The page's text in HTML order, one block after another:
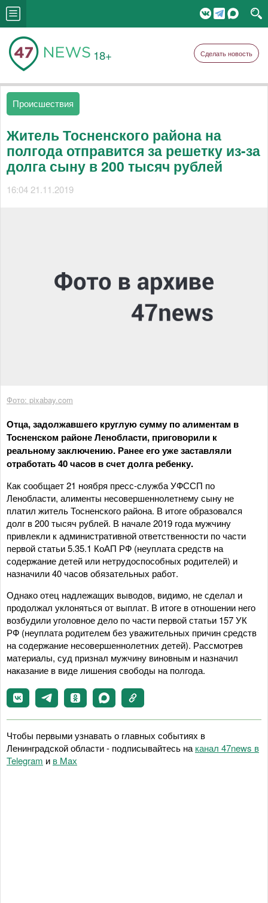
18+ Сделать новость
Происшествия
Житель Тосненского района на
полгода отправится за решетку из-за
долга сыну в 200 тысяч рублей
16:04 21.11.2019
Фото: pixabay.com
Отца, задолжавшего круглую сумму по алиментам в
Тосненском районе Ленобласти, приговорили к
реальному заключению. Ранее его уже заставляли
отработать 40 часов в счет долга ребенку.
Как сообщает 21 ноября пресс-служба УФССП по
Ленобласти, алименты несовершеннолетнему сыну не
платил житель Тосненского района. В итоге образовался
долг в 200 тысяч рублей. В начале 2019 года мужчину
привлекли к административной ответственности по части
первой статьи 5.35.1 КоАП РФ (неуплата средств на
содержание детей или нетрудоспособных родителей) и
назначили 40 часов обязательных работ.
Однако отец надлежащих выводов, видимо, не сделал и
продолжал уклоняться от выплат. В итоге в отношении него
возбудили уголовное дело по части первой статьи 157 УК
РФ (неуплата родителем без уважительных причин средств
на содержание несовершеннолетних детей). Рассмотрев
материалы, суд признал мужчину виновным и назначил
наказание в виде лишения свободы на полгода.
Чтобы первыми узнавать о главных событиях в
Ленинградской области - подписывайтесь на канал 47news в
Telegram и в Maх